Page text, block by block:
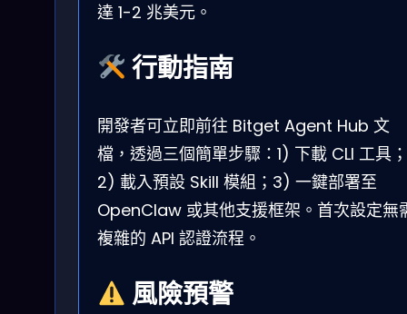
達 1-2 兆美元。
行動指南
開發者可立即前往 Bitget Agent Hub 文
檔，透過三個簡單步驟：1) 下載 CLI 工具；
2) 載入預設 Skill 模組；3) 一鍵部署至
OpenClaw 或其他支援框架。首次設定無
複雜的 API 認證流程。
風險預警